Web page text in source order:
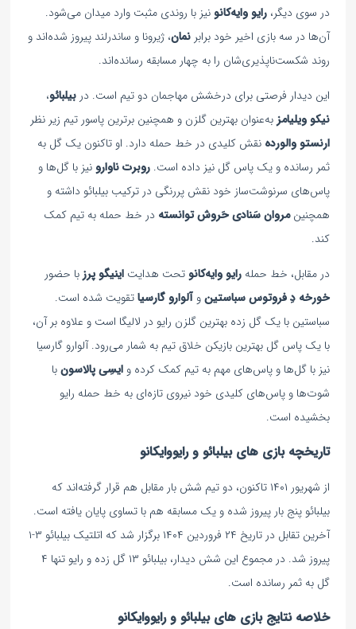
در سوی دیگر،رایو وایه‌کانو نیز با روندی مثبت وارد میدان می‌شود.
آن‌ها در سه بازی اخیر خود برابرنمان، ژیرونا و ساندرلند پیروز شده‌اند و
روند شکست‌ناپذیری‌شان را به چهار مسابقه رسانده‌اند.
این دیدار فرصتی برای درخشش مهاجمان دو تیم است. دربیلبائو،
نیکو ویلیامز به‌عنوان بهترین گلزن و همچنین برترین پاسور تیم زیر نظر
ارنستو والورده نقش کلیدی در خط حمله دارد. او تاکنون یک گل به
ثمر رسانده و یک پاس گل نیز داده است.روبرت ناوارو نیز با گل‌ها و
پاس‌های سرنوشت‌ساز خود نقش پررنگی در ترکیب بیلبائو داشته و
همچنینمروان سَنادی حَروش توانسته در خط حمله به تیم کمک
کند.
در مقابل، خط حملهرایو وایه‌کانو تحت هدایتاینیگو پرز با حضور
خورخه دِ فروتوس سباستینوآلوارو گارسیاتقویت شده است.
سباستین با یک گل زده بهترین گلزن رایو در لالیگا است و علاوه بر آن،
با یک پاس گل بهترین بازیکن خلاق تیم به شمار می‌رود. آلوارو گارسیا
نیز با گل‌ها و پاس‌های مهم به تیم کمک کرده وایسِی پالاسونبا
شوت‌ها و پاس‌های کلیدی خود نیروی تازه‌ای به خط حمله رایو
بخشیده است.
تاریخچه بازی های بیلبائو و رایووایکانو
از شهریور ۱۴۰۱ تاکنون، دو تیم شش بار مقابل هم قرار گرفته‌اند که
بیلبائو پنج بار پیروز شده و یک مسابقه هم با تساوی پایان یافته است.
آخرین تقابل در تاریخ ۲۴ فروردین ۱۴۰۴ برگزار شد که اتلتیک بیلبائو ۳-۱
پیروز شد. در مجموع این شش دیدار، بیلبائو ۱۳ گل زده و رایو تنها ۴
گل به ثمر رسانده است.
خلاصه نتایج بازی های بیلبائو و رایووایکانو